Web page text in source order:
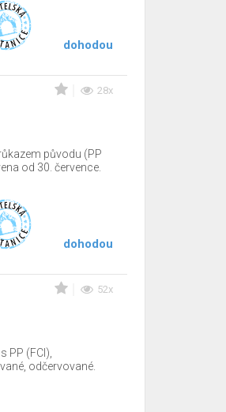
dohodou
28x
původu (PP
od 30. července.
dohodou
52x
PP (FCI),
odčervované.